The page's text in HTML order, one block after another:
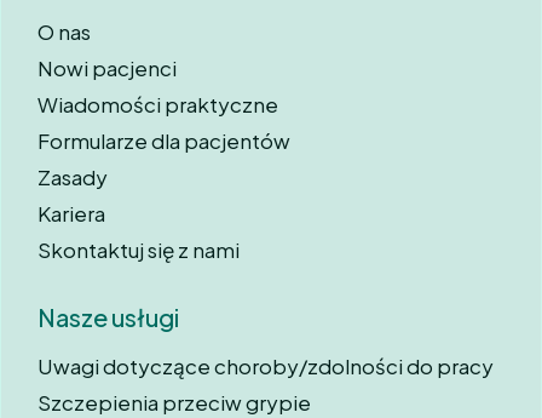
O nas
Nowi pacjenci
Wiadomości praktyczne
Formularze dla pacjentów
Zasady
Kariera
Skontaktuj się z nami
Nasze usługi
Uwagi dotyczące choroby/zdolności do pracy
Szczepienia przeciw grypie